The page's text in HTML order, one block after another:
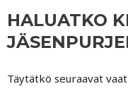
HALUATKO
Täytätkö seuraavat